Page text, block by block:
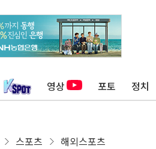
영상 포토 정치
스포츠 해외스포츠